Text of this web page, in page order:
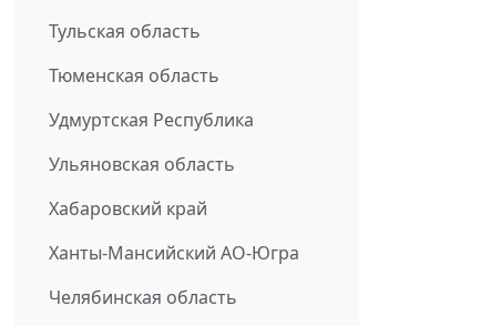
Тульская область
Тюменская область
Удмуртская Республика
Ульяновская область
Хабаровский край
Ханты-Мансийский АО-Югра
Челябинская область